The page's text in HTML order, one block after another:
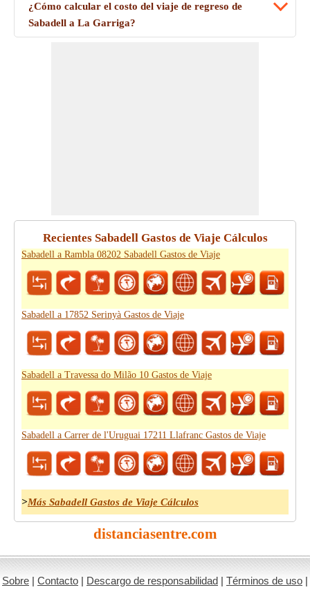
¿Cómo calcular el costo del viaje de regreso de
Sabadell a La Garriga?
Recientes Sabadell Gastos de Viaje Cálculos
Sabadell a Rambla 08202 Sabadell Gastos de Viaje
Sabadell a 17852 Serinyà Gastos de Viaje
Sabadell a Travessa do Milão 10 Gastos de Viaje
Sabadell a Carrer de l'Uruguai 17211 Llafranc Gastos de Viaje
>Más Sabadell Gastos de Viaje Cálculos
distanciasentre.com
Sobre | Contacto | Descargo de responsabilidad | Términos de uso |